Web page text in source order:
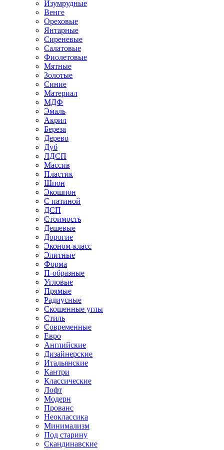
Изумрудные
Венге
Ореховые
Янтарные
Сиреневые
Салатовые
Фиолетовые
Мятные
Золотые
Синие
Материал
МДФ
Эмаль
Акрил
Береза
Дерево
Дуб
ЛДСП
Массив
Пластик
Шпон
Экошпон
С патиной
ДСП
Стоимость
Дешевые
Дорогие
Эконом-класс
Элитные
Форма
П-образные
Угловые
Прямые
Радиусные
Скошенные углы
Стиль
Современные
Евро
Английские
Дизайнерские
Итальянские
Кантри
Классические
Лофт
Модерн
Прованс
Неоклассика
Минимализм
Под старину
Скандинавские